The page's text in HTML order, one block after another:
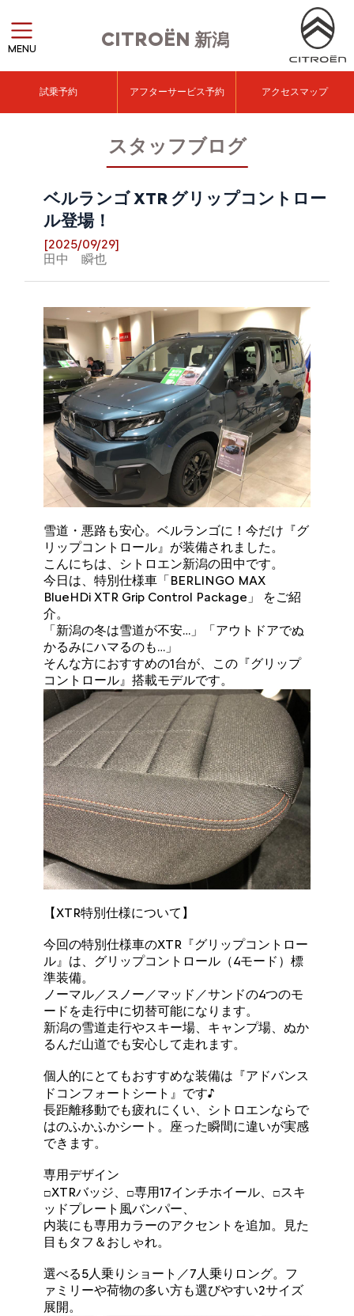
CITROËN 新潟
MENU
試乗予約 アフターサービス予約 アクセスマップ
スタッフブログ
ベルランゴ XTR グリップコントロー
ル登場！
[2025/09/29]
田中 瞬也
雪道・悪路も安心。ベルランゴに！今だけ『グ
リップコントロール』が装備されました。
こんにちは、シトロエン新潟の田中です。
今日は、特別仕様車「BERLINGO MAX
BlueHDi XTR Grip Control Package」 をご紹
介。
「新潟の冬は雪道が不安…」「アウトドアでぬ
かるみにハマるのも…」
そんな方におすすめの1台が、この『グリップ
コントロール』搭載モデルです。
【XTR特別仕様について】
今回の特別仕様車のXTR『グリップコントロー
ル』は、グリップコントロール（4モード）標
準装備。
ノーマル／スノー／マッド／サンドの4つのモ
ードを走行中に切替可能になります。
新潟の雪道走行やスキー場、キャンプ場、ぬか
るんだ山道でも安心して走れます。
個人的にとてもおすすめな装備は『アドバンス
ドコンフォートシート』です♪
長距離移動でも疲れにくい、シトロエンならで
はのふかふかシート。座った瞬間に違いが実感
できます。
専用デザイン
□XTRバッジ、□専用17インチホイール、□スキ
ッドプレート風バンパー、
内装にも専用カラーのアクセントを追加。見た
目もタフ＆おしゃれ。
選べる5人乗りショート／7人乗りロング。フ
ァミリーや荷物の多い方も選びやすい2サイズ
展開。